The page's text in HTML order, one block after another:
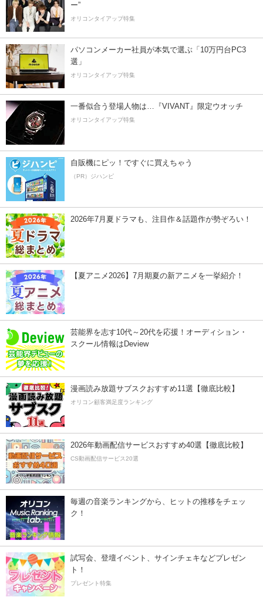
ー”
オリコンタイアップ特集
パソコンメーカー社員が本気で選ぶ「10万円台PC3
選」
オリコンタイアップ特集
一番似合う登場人物は…『VIVANT』限定ウオッチ
オリコンタイアップ特集
自販機にピッ！ですぐに買えちゃう
（PR）ジハンピ
2026年7月夏ドラマも、注目作＆話題作が勢ぞろい！
【夏アニメ2026】7月期夏の新アニメを一挙紹介！
芸能界を志す10代～20代を応援！オーディション・
スクール情報はDeview
漫画読み放題サブスクおすすめ11選【徹底比較】
オリコン顧客満足度ランキング
2026年動画配信サービスおすすめ40選【徹底比較】
CS動画配信サービス20選
毎週の音楽ランキングから、ヒットの推移をチェッ
ク！
試写会、登壇イベント、サインチェキなどプレゼン
ト！
プレゼント特集